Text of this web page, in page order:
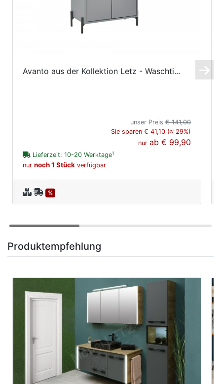
Avanto aus der Kollektion Letz - Waschti...
unser Preis€ 141,00
Sie sparen € 41,10 (≈ 29%)
nurab€ 99,90
Lieferzeit: 10-20 Werktage1
nur noch 1 Stück verfügbar
%
Produktempfehlung